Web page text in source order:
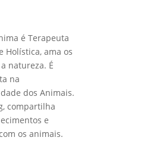
é Terapeuta
Holística, ama os
natureza. É
na
dos Animais.
compartilha
e
os animais.